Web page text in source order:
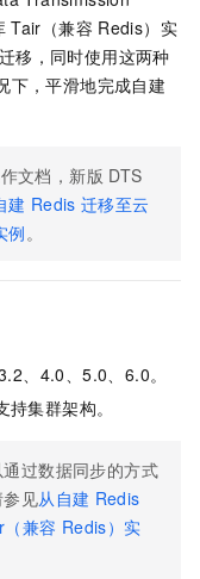
Tair（兼容 Redis）实
移，同时使用这两种
下，平滑地完成自建
文档，新版 DTS
建 Redis 迁移至云
例。
、4.0、5.0、6.0。
集群架构。
过数据同步的方式
见从自建 Redis
兼容 Redis）实